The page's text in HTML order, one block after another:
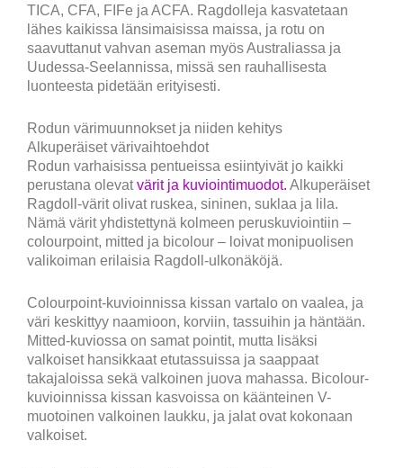
TICA, CFA, FIFe ja ACFA. Ragdolleja kasvatetaan
lähes kaikissa länsimaisissa maissa, ja rotu on
saavuttanut vahvan aseman myös Australiassa ja
Uudessa-Seelannissa, missä sen rauhallisesta
luonteesta pidetään erityisesti.
Rodun värimuunnokset ja niiden kehitys
Alkuperäiset värivaihtoehdot
Rodun varhaisissa pentueissa esiintyivät jo kaikki
perustana olevatvärit ja kuviointimuodot. Alkuperäiset
Ragdoll-värit olivat ruskea, sininen, suklaa ja lila.
Nämä värit yhdistettynä kolmeen peruskuviointiin –
colourpoint, mitted ja bicolour – loivat monipuolisen
valikoiman erilaisia Ragdoll-ulkonäköjä.
Colourpoint-kuvioinnissa kissan vartalo on vaalea, ja
väri keskittyy naamioon, korviin, tassuihin ja häntään.
Mitted-kuviossa on samat pointit, mutta lisäksi
valkoiset hansikkaat etutassuissa ja saappaat
takajaloissa sekä valkoinen juova mahassa. Bicolour-
kuvioinnissa kissan kasvoissa on käänteinen V-
muotoinen valkoinen laukku, ja jalat ovat kokonaan
valkoiset.